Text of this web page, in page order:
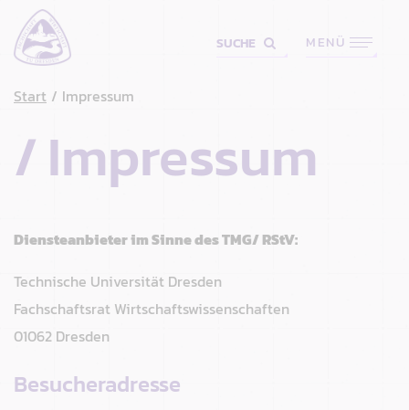
SUCHE MENÜ
Start Impressum
Impressum
Diensteanbieter im Sinne des TMG/ RStV:
Technische Universität Dresden
Fachschaftsrat Wirtschaftswissenschaften
01062 Dresden
Besucheradresse